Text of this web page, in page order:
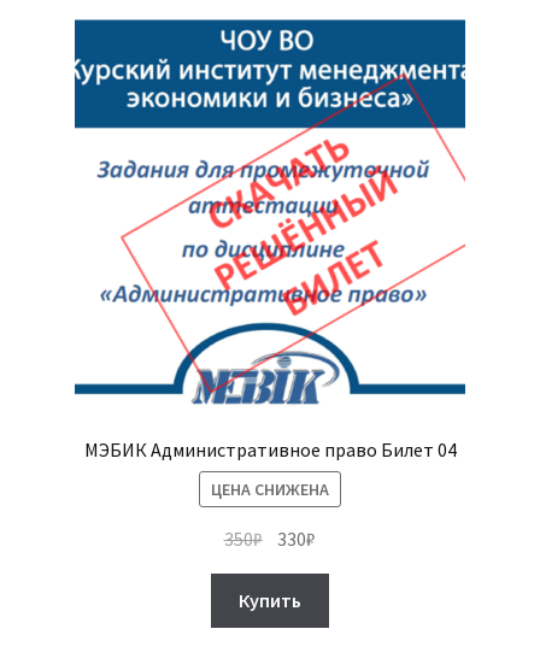
МЭБИК Административное право Билет 04
ЦЕНА СНИЖЕНА
350₽ Первоначальная
цена
составляла
350₽.
330₽
цена:
Купить